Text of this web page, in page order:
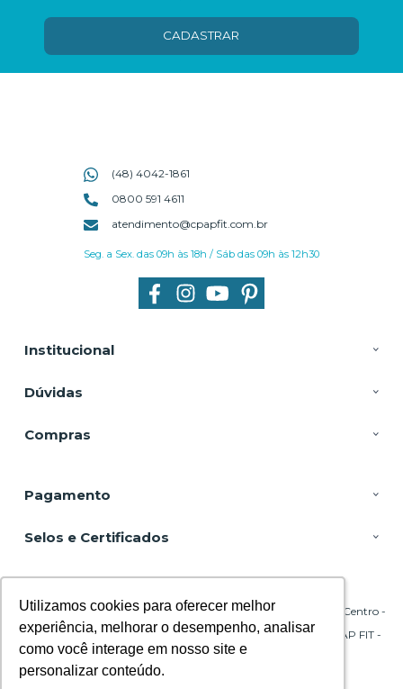
Utilizamos cookies para oferecer melhor
experiência, melhorar o desempenho, analisar
como você interage em nosso site e
personalizar conteúdo.
Utilizamos cookies para oferecer melhor
experiência, melhorar o desempenho, analisar
como você interage em nosso site e
personalizar conteúdo.
CADASTRAR
Institucional
Dúvidas
Compras
(48) 4042-1861
0800 591 4611
atendimento@cpapfit.com.br
Seg. a Sex. das 09h às 18h / Sáb das 09h às 12h30
Pagamento
Selos e Certificados
DSP Equipamentos, Rua Emílio Blum - 131 - Sala 206 Torre A - Centro -
88020-010 - Florianópolis - SC
CNPJ: 29.695.217/0001-45 | © Todos os direitos reservados - CPAP FIT -
2026